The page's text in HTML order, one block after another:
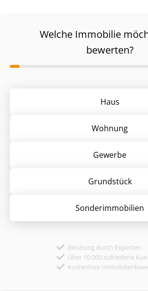
Welche Immobilie
bewerten?
Haus
Wohnung
Gewerbe
Grund­stück
Sonder­immobilien
Beratung durch Experten
Über 10.000 zufriedene
Kostenlose